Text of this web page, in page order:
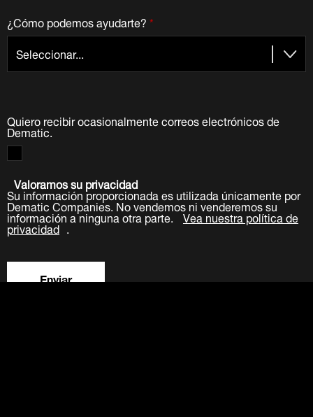
*
¿Cómo podemos ayudarte?
Quiero recibir ocasionalmente correos electrónicos de
Dematic.
Valoramos su privacidad
Su información proporcionada es utilizada únicamente por
Dematic Companies. No vendemos ni venderemos su
información a ninguna otra parte. Vea nuestra política de
privacidad .
Enviar